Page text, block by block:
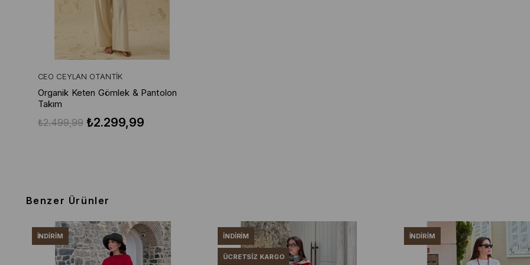
CEO CEYLAN OTANTIK
Organik Keten Gömlek & Pantolon
Takım
₺2.299,99
₺2.499,99
Benzer Ürünler
İNDIRIM İNDIRIM
ÜCRETSIZ KARGO
İNDIRIM